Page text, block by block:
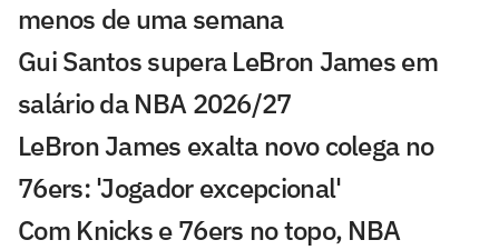
menos de uma semana
Gui Santos supera LeBron James em
salário da NBA 2026/27
LeBron James exalta novo colega no
76ers: 'Jogador excepcional'
Com Knicks e 76ers no topo, NBA